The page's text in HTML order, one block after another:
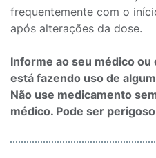
frequentemente com o
após alterações da dose.
Informe ao seu médico
está fazendo uso de
Não use medicamento
médico. Pode ser